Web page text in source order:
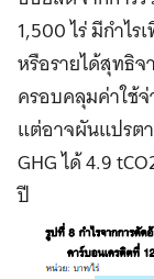
1,500 ไร่ มีกำไ
หรือรายได้สุทธิ
ครอบคลุมค่าใช้
แต่อาจผันแปรต
GHG ได้ 4.9
ปี